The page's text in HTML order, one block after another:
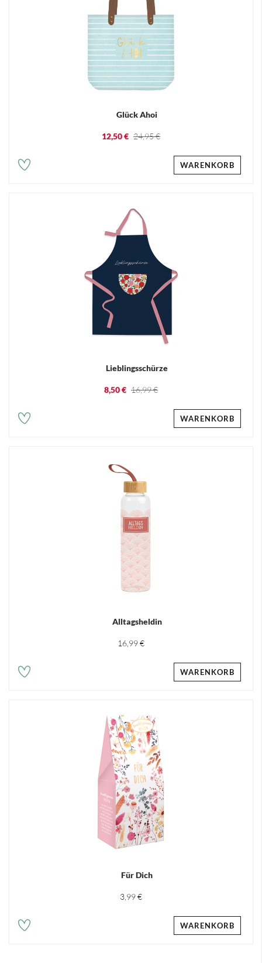
Glück Ahoi
12,50 € 24,95 €
WARENKORB
Lieblingsschürze
8,50 € 16,99 €
WARENKORB
Alltagsheldin
16,99 €
WARENKORB
Für Dich
3,99 €
WARENKORB